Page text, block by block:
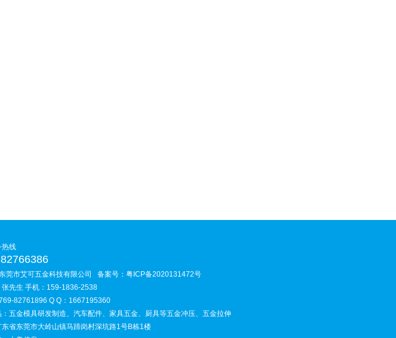
热线
莞市艾可五金科技有限公司 备案号： 粤ICP备2020131472号
张先生 手机：159-1836-2538
82761896 Q Q：1667195360
：五金模具研发制造、汽车配件、家具五金、厨具等五金冲压、五金拉伸
东省东莞市大岭山镇马蹄岗村深坑路1号B栋1楼